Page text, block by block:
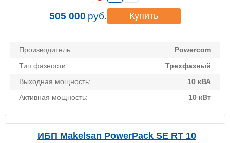
Производитель:
Powercom
Тип фазности:
Трехфазный
Выходная мощность:
10 кВА
Активная мощность:
10 кВт
505 000 руб. Купить
ИБП Makelsan PowerPack SE RT 10